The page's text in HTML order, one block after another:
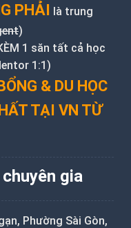
PHẢI là trung
)
1 săn tất cả học
1:1)
& DU HỌC
TẠI VN TỪ
gia
Phường Sài Gòn,